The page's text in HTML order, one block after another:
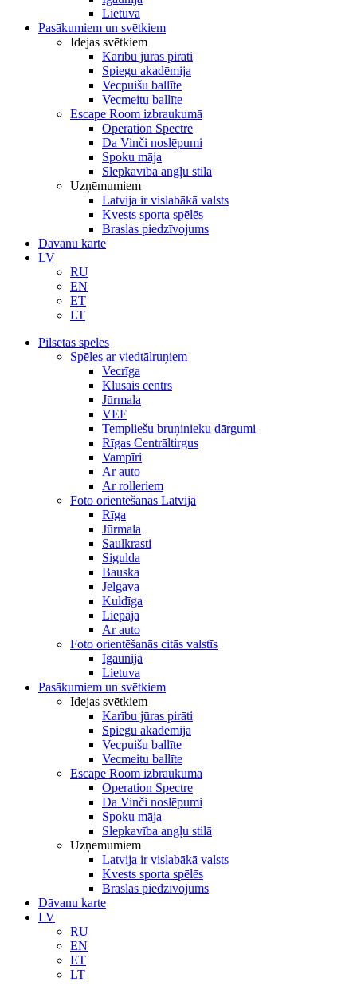
Lietuva
Pasākumiem un svētkiem
Idejas svētkiem
Karību jūras pirāti
Spiegu akadēmija
Vecpuišu ballīte
Vecmeitu ballīte
Escape Room izbraukumā
Operation Spectre
Da Vinči noslēpumi
Spoku māja
Slepkavība angļu stilā
Uzņēmumiem
Latvija ir vislabākā valsts
Kvests sporta spēlēs
Braslas piedzīvojums
Dāvanu karte
LV
RU
EN
ET
LT
Pilsētas spēles
Spēles ar viedtālruņiem
Vecrīga
Klusais centrs
Jūrmala
VEF
Templiešu bruņinieku dārgumi
Rīgas Centrāltirgus
Vampīri
Ar auto
Ar rolleriem
Foto orientēšanās Latvijā
Rīga
Jūrmala
Saulkrasti
Sigulda
Bauska
Jelgava
Kuldīga
Liepāja
Ar auto
Foto orientēšanās citās valstīs
Igaunija
Lietuva
Pasākumiem un svētkiem
Idejas svētkiem
Karību jūras pirāti
Spiegu akadēmija
Vecpuišu ballīte
Vecmeitu ballīte
Escape Room izbraukumā
Operation Spectre
Da Vinči noslēpumi
Spoku māja
Slepkavība angļu stilā
Uzņēmumiem
Latvija ir vislabākā valsts
Kvests sporta spēlēs
Braslas piedzīvojums
Dāvanu karte
LV
RU
EN
ET
LT